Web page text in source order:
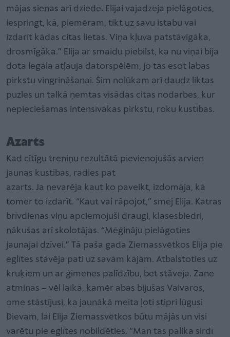
mājas sienas arī dziedē. Elijai vajadzēja pielāgoties,
iespringt, kā, piemēram, tikt uz savu istabu vai
izdarīt kādas citas lietas. Viņa kļuva patstāvīgāka,
drosmīgāka.” Elija ar smaidu piebilst, ka nu viņai bija
dota legāla atļauja datorspēlēm, jo tās esot labas
pirkstu vingrināšanai. Šim nolūkam arī daudz liktas
puzles un talkā ņemtas visādas citas nodarbes, kur
nepieciešamas intensīvākas pirkstu, roku kustības.
Azarts
Kad cītīgu treniņu rezultātā pievienojušās arvien
jaunas kustības, radies pat
azarts. Ja nevarēja kaut ko paveikt, izdomāja, kā
tomēr to izdarīt. “Kaut vai rāpojot,” smej Elija. Katras
brīvdienas viņu apciemojuši draugi, klasesbiedri,
nākušas arī skolotājas. “Mēģināju pielāgoties
jaunajai dzīvei.” Tā paša gada Ziemassvētkos Elija pie
eglītes stāvēja pati uz savām kājām. Atbalstoties uz
kruķiem un ar ģimenes palīdzību, bet stāvēja. Zane
atminas – vēl laikā, kamēr abas bijušas Vaivaros,
ome stāstījusi, ka jaunākā meita ļoti stipri lūgusi
Dievam, lai Elija Ziemassvētkos būtu mājās un visi
varētu pie eglītes nobildēties. “Man tas palika sirdī